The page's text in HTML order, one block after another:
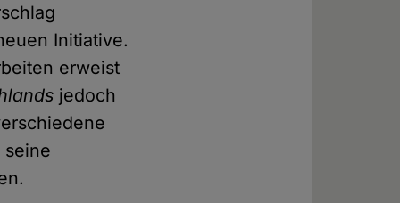
Initiative.
erweist
jedoch